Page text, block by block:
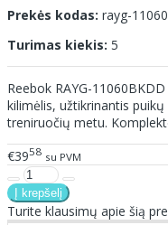
Prekės kodas: rayg-
Turimas kiekis: 5
Reebok RAYG-
kilimėlis, užtikrinantis
treniruočių metu.
€3958 su PVM
Turite klausimų apie šią